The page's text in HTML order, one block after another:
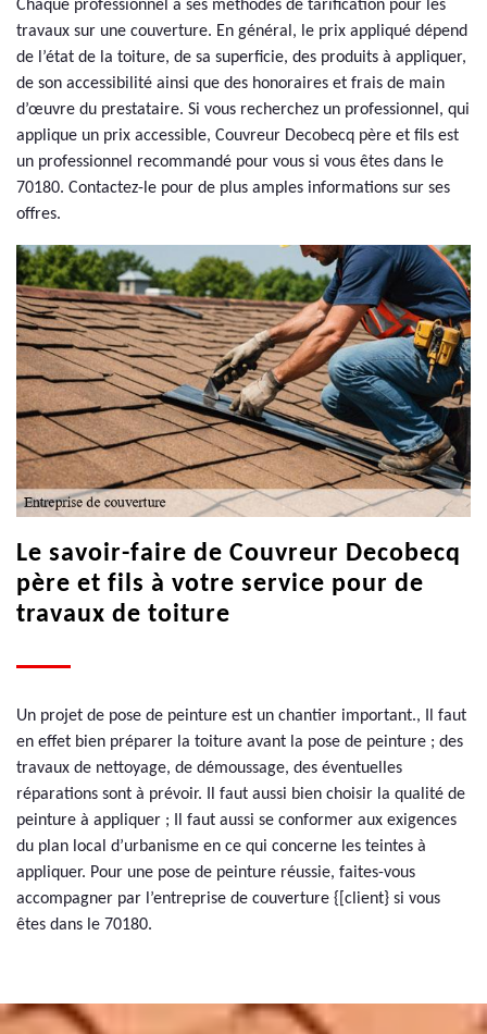
Chaque professionnel a ses méthodes de tarification pour les
travaux sur une couverture. En général, le prix appliqué dépend
de l’état de la toiture, de sa superficie, des produits à appliquer,
de son accessibilité ainsi que des honoraires et frais de main
d’œuvre du prestataire. Si vous recherchez un professionnel, qui
applique un prix accessible, Couvreur Decobecq père et fils est
un professionnel recommandé pour vous si vous êtes dans le
70180. Contactez-le pour de plus amples informations sur ses
offres.
Le savoir-faire de Couvreur Decobecq
père et fils à votre service pour de
travaux de toiture
Un projet de pose de peinture est un chantier important., Il faut
en effet bien préparer la toiture avant la pose de peinture ; des
travaux de nettoyage, de démoussage, des éventuelles
réparations sont à prévoir. Il faut aussi bien choisir la qualité de
peinture à appliquer ; Il faut aussi se conformer aux exigences
du plan local d’urbanisme en ce qui concerne les teintes à
appliquer. Pour une pose de peinture réussie, faites-vous
accompagner par l’entreprise de couverture {[client} si vous
êtes dans le 70180.